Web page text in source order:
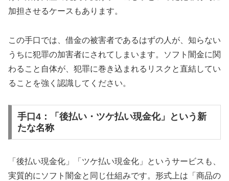
加担させるケースもあります。
この手口では、借金の被害者であるはずの人が、知らない
うちに犯罪の加害者にされてしまいます。ソフト闇金に関
わること自体が、犯罪に巻き込まれるリスクと直結してい
ることを強く認識してください。
手口4：「後払い・ツケ払い現金化」という新
たな名称
「後払い現金化」「ツケ払い現金化」というサービスも、
実質的にソフト闇金と同じ仕組みです。形式上は「商品の